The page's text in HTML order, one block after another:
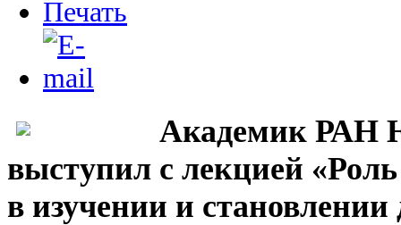
Академик РАН
выступил с лекцией
в изучении и становлении